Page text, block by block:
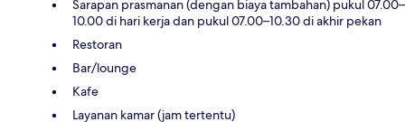
Sarapan prasmanan (dengan biaya tambahan) pukul 07.00–
10.00 di hari kerja dan pukul 07.00–10.30 di akhir pekan
Restoran
Bar/lounge
Kafe
Layanan kamar (jam tertentu)